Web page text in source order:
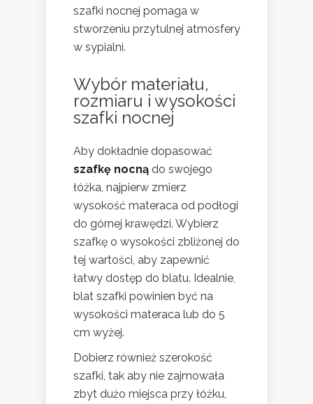
szafki nocnej pomaga w
stworzeniu przytulnej atmosfery
w sypialni.
Wybór materiału,
rozmiaru i wysokości
szafki nocnej
Aby dokładnie dopasować
szafkę nocną do swojego
łóżka, najpierw zmierz
wysokość materaca od podłogi
do górnej krawędzi. Wybierz
szafkę o wysokości zbliżonej do
tej wartości, aby zapewnić
łatwy dostęp do blatu. Idealnie,
blat szafki powinien być na
wysokości materaca lub do 5
cm wyżej.
Dobierz również szerokość
szafki, tak aby nie zajmowała
zbyt dużo miejsca przy łóżku,